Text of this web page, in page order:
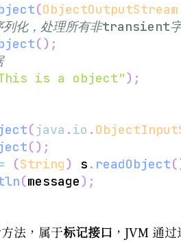
(ObjectOutputStream
化，处理所有非transient
() ;
is a object") ;
(java . io .
() ;
(String) s . readObject(
(message) ;
法，属于标记接口 ，JVM 通